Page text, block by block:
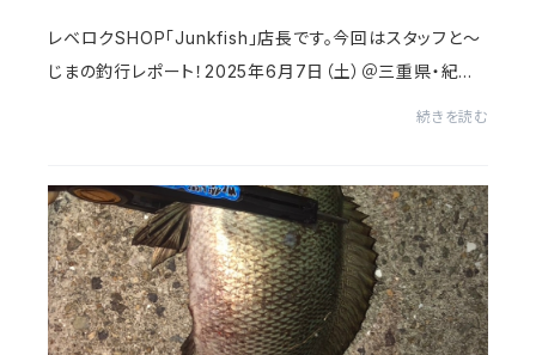
レベロクSHOP｢Junkfish｣店長です。今回はスタッフと～
じまの釣行レポート！2025年6月7日（土）＠三重県・紀北
続きを読む